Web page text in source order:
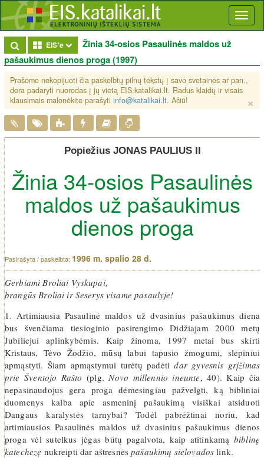
EIS'e Toggle Dropdown
Žinia 34-osios Pasaulinės maldos už
pašaukimus dienos proga (1997)
Prašome nekopijuoti čia paskelbtų pilnų tekstų į savo svetaines ar pan.,
dera padaryti nuorodas į jų vietą EIS.katalikai.lt. Radus klaidų ir visais
klausimais malonėkite parašyti info@katalikai.lt. Ačiū! ×
Popiežius JONAS PAULIUS II
Žinia 34-osios Pasaulinės
maldos už pašaukimus
dienos proga
1996 m. spalio 28 d.
Gerbiami Broliai Vyskupai,
brangūs Broliai ir Seserys visame pasaulyje!
1. Artimiausia Pasaulinė maldos už dvasinius pašaukimus diena
bus švenčiama tiesioginio pasirengimo Didžiajam 2000 metų
Jubiliejui aplinkybėmis. Kaip žinoma, 1997 metai bus skirti
Kristaus, Tėvo Žodžio, mūsų labui tapusio žmogumi, slėpiniui
apmąstyti. Šiam apmąstymui turėtų padėtidar gyvesnis grįžimas
prie Šventojo Rašto (plg.Novo millennio ineunte, 40). Kaip čia
nepasinaudojus gera proga dėmesingiau pažvelgti, ką bibliniai
duomenys kalba apie asmeninį pašaukimą visiškai atsiduoti
Dangaus karalystės tarnybai? Todėl pabrėžtinai noriu, kad
artimiausios Pasaulinės maldos už dvasinius pašaukimus dienos
proga vėl sutelkus jėgas būtų pagalvota, kaip atitinkamą biblinę
katechezę nukreipti dar aštresnėspašaukimų sielovados link.